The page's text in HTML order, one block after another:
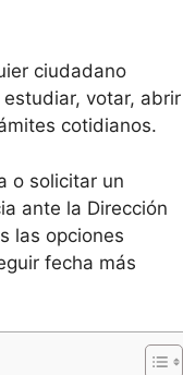
ciudadano
votar, abrir
cotidianos.
o solicitar un
ante la Dirección
las opciones
fecha más